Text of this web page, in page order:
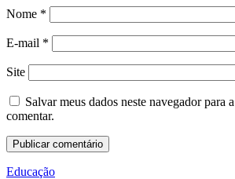
Nome *
E-mail *
Site
Salvar meus dados neste navegador para
comentar.
Educação